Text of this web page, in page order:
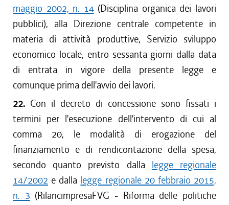
maggio 2002, n. 14(Disciplina organica dei lavori
pubblici), alla Direzione centrale competente in
materia di attività produttive, Servizio sviluppo
economico locale, entro sessanta giorni dalla data
di entrata in vigore della presente legge e
comunque prima dell'avvio dei lavori.
22. Con il decreto di concessione sono fissati i
termini per l'esecuzione dell'intervento di cui al
comma 20, le modalità di erogazione del
finanziamento e di rendicontazione della spesa,
secondo quanto previsto dalla legge regionale
14/2002 e dalla legge regionale 20 febbraio 2015,
n. 3 (RilancimpresaFVG - Riforma delle politiche